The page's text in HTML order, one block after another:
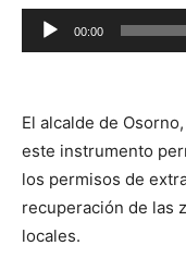
Reproductor
de
00:00
El alcalde de
este instrumento
los permisos de
recuperación de las
locales.